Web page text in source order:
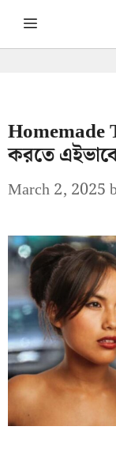
Skip Menu
Homemade
করতে
March 2, 2025